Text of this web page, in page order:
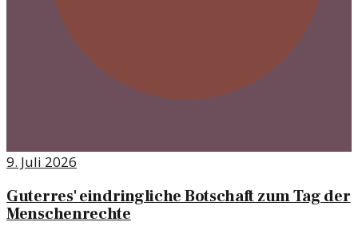
9. Juli 2026
Guterres' eindringliche Botschaft zum Tag der
Menschenrechte